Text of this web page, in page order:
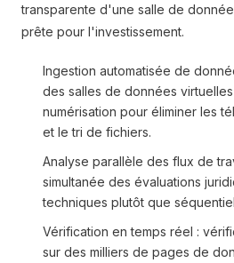
transparente d'une salle de
prête pour l'investissement.
Ingestion automatisée de
des salles de données
numérisation pour éliminer les
et le tri de fichiers.
Analyse parallèle des flux de
simultanée des évaluations
techniques plutôt que
Vérification en temps réel :
sur des milliers de pages de